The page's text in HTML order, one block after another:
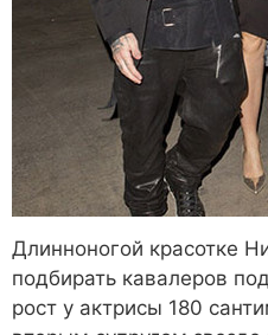
Длинноногой красотке
подбирать кавалеров
рост у актрисы 180